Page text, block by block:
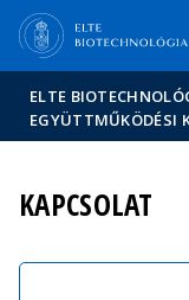
ELTE
EGYÜTTMŰKÖDÉSI
KAPCSOLAT